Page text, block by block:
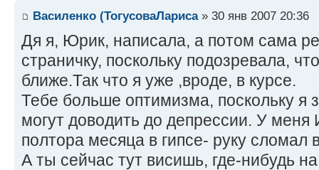
Василенко (ТогусоваЛариса» 30 янв 2007 20:36
Дя я, Юрик, написала, а потом сама
страничку, поскольку подозревала,
ближе.Так что я уже ,вроде, в курсе.
Тебе больше оптимизма, поскольку я
могут доводить до депрессии. У
полтора месяца в гипсе- руку сломал
А ты сейчас тут висишь, где-нибудь